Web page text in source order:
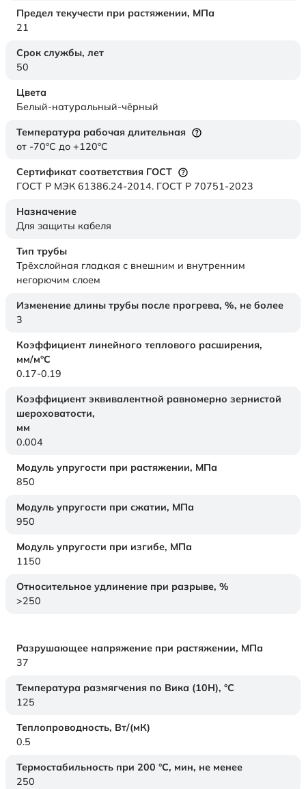
Предел текучести при растяжении, МПа
21
Срок службы, лет
50
Цвета
Белый-натуральный-чёрный
Температура рабочая длительная
от -70°C до +120°C
Сертификат соответствия ГОСТ
ГОСТ Р МЭК 61386.24-2014. ГОСТ Р 70751-2023
Назначение
Для защиты кабеля
Тип трубы
Трёхслойная гладкая с внешним и внутренним
негорючим слоем
Изменение длины трубы после прогрева, %, не более
3
Коэффициент линейного теплового расширения,
мм/м°С
0.17-0.19
Коэффициент эквивалентной равномерно зернистой
шероховатости,
мм
0.004
Модуль упругости при растяжении, МПа
850
Модуль упругости при сжатии, МПа
950
Модуль упругости при изгибе, МПа
1150
Относительное удлинение при разрыве, %
>250
Разрушающее напряжение при растяжении, МПа
37
Температура размягчения по Вика (10Н), °C
125
Теплопроводность, Вт/(мК)
0.5
Термостабильность при 200 °С, мин, не менее
250